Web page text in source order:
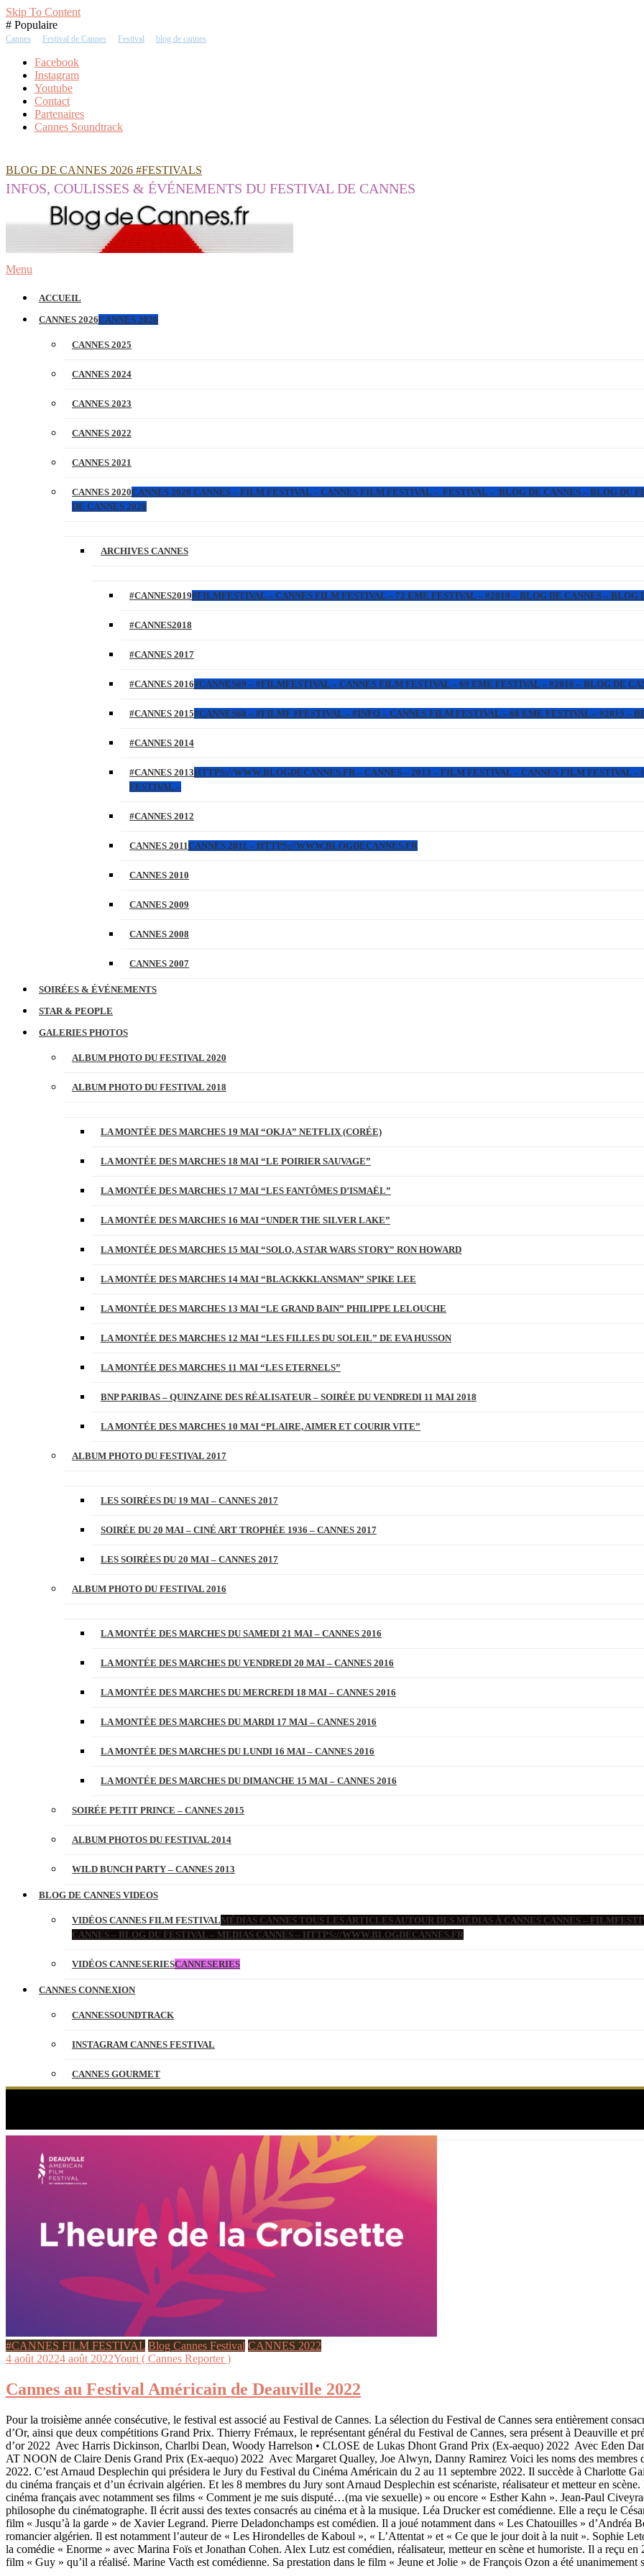
Skip To Content
# Populaire
Cannes Festival de Cannes Festival blog de cannes
Facebook
Instagram
Youtube
Contact
Partenaires
Cannes Soundtrack
BLOG DE CANNES 2026 #FESTIVALS
INFOS, COULISSES & ÉVÉNEMENTS DU FESTIVAL DE CANNES
Menu
ACCUEIL
CANNES 2026CANNES 2026
CANNES 2025
CANNES 2024
CANNES 2023
CANNES 2022
CANNES 2021
CANNES 2020CANNES 2020 CANNES – FILM FESTIVAL – CANNES FILM FESTIVAL – FESTIVAL – BLOG DE CANNES – BLOG DU
DE CANNES 2020
ARCHIVES CANNES
#CANNES2019#FILMFESTIVAL – CANNES FILM FESTIVAL – 72 EME FESTIVAL – #2019 – BLOG DE CANNES – BLOG
#CANNES2018
#CANNES 2017
#CANNES 2016#CANNES69 – #FILMFESTIVAL – CANNES FILM FESTIVAL – 69 EME FESTIVAL – #2016 – BLOG DE
#CANNES 2015#CANNES68 – #FILMF #FESTIVAL – #INFO – CANNES FILM FESTIVAL – 68 EME FESTIVAL – #2015 –
#CANNES 2014
#CANNES 2013HTTPS://WWW.BLOGDECANNES.FR – CANNES – 2013 – FILM FESTIVAL – CANNES FILM FESTIVAL
FESTIVAL –
#CANNES 2012
CANNES 2011CANNES 2011 – HTTPS://WWW.BLOGDECANNES.FR
CANNES 2010
CANNES 2009
CANNES 2008
CANNES 2007
SOIRÉES & ÉVÉNEMENTS
STAR & PEOPLE
GALERIES PHOTOS
ALBUM PHOTO DU FESTIVAL 2020
ALBUM PHOTO DU FESTIVAL 2018
LA MONTÉE DES MARCHES 19 MAI “OKJA” NETFLIX (CORÉE)
LA MONTÉE DES MARCHES 18 MAI “LE POIRIER SAUVAGE”
LA MONTÉE DES MARCHES 17 MAI “LES FANTÔMES D’ISMAËL”
LA MONTÉE DES MARCHES 16 MAI “UNDER THE SILVER LAKE”
LA MONTÉE DES MARCHES 15 MAI “SOLO, A STAR WARS STORY” RON HOWARD
LA MONTÉE DES MARCHES 14 MAI “BLACKKKLANSMAN” SPIKE LEE
LA MONTÉE DES MARCHES 13 MAI “LE GRAND BAIN” PHILIPPE LELOUCHE
LA MONTÉE DES MARCHES 12 MAI “LES FILLES DU SOLEIL” DE EVA HUSSON
LA MONTÉE DES MARCHES 11 MAI “LES ETERNELS”
BNP PARIBAS – QUINZAINE DES RÉALISATEUR – SOIRÉE DU VENDREDI 11 MAI 2018
LA MONTÉE DES MARCHES 10 MAI “PLAIRE, AIMER ET COURIR VITE”
ALBUM PHOTO DU FESTIVAL 2017
LES SOIRÉES DU 19 MAI – CANNES 2017
SOIRÉE DU 20 MAI – CINÉ ART TROPHÉE 1936 – CANNES 2017
LES SOIRÉES DU 20 MAI – CANNES 2017
ALBUM PHOTO DU FESTIVAL 2016
LA MONTÉE DES MARCHES DU SAMEDI 21 MAI – CANNES 2016
LA MONTÉE DES MARCHES DU VENDREDI 20 MAI – CANNES 2016
LA MONTÉE DES MARCHES DU MERCREDI 18 MAI – CANNES 2016
LA MONTÉE DES MARCHES DU MARDI 17 MAI – CANNES 2016
LA MONTÉE DES MARCHES DU LUNDI 16 MAI – CANNES 2016
LA MONTÉE DES MARCHES DU DIMANCHE 15 MAI – CANNES 2016
SOIRÉE PETIT PRINCE – CANNES 2015
ALBUM PHOTOS DU FESTIVAL 2014
WILD BUNCH PARTY – CANNES 2013
BLOG DE CANNES VIDEOS
VIDÉOS CANNES FILM FESTIVALMÉDIAS CANNES TOUS LES ARTICLES AUTOUR DES MÉDIAS À CANNES CANNES –
CANNES – BLOG DU FESTIVAL – MEDIAS CANNES – HTTPS://WWW.BLOGDECANNES.FR
VIDÉOS CANNESERIESCANNESERIES
CANNES CONNEXION
CANNESSOUNDTRACK
INSTAGRAM CANNES FESTIVAL
CANNES GOURMET
ENGLISH
#CANNES FILM FESTIVAL Blog Cannes Festival CANNES 2022
4 août 20224 août 2022Youri ( Cannes Reporter )
Cannes au Festival Américain de Deauville 2022
Pour la troisième année consécutive, le festival est associé au Festival de Cannes. La sélection du Festival de Cannes sera entièrement
d’Or, ainsi que deux compétitions Grand Prix. Thierry Frémaux, le représentant général du Festival de Cannes, sera présent à Deauville et
d’or 2022 Avec Har­ris Dickin­son, Charl­bi Dean, Woo­dy Harrelson • CLOSE de Lukas Dhont Grand Prix (Ex-aequo) 2022 Avec Eden
AT NOON de Claire Denis Grand Prix (Ex-aequo) 2022 Avec Mar­ga­ret Qual­ley, Joe Alwyn, Dan­ny Ramirez Voici les noms des membres
2022. C’est Arnaud Desplechin qui présidera le Jury du Festival du Cinéma Américain du 2 au 11 septembre 2022. Il succède à Charlotte
du cinéma français et d’un écrivain algérien. Et les 8 membres du Jury sont Arnaud Desplechin est scénariste, réalisateur et metteur en
cinéma français avec notamment ses films « Comment je me suis disputé…(ma vie sexuelle) » ou encore « Esther Kahn ». Jean-Paul
philosophe du cinématographe. Il écrit aussi des textes consacrés au cinéma et à la musique. Léa Drucker est comédienne. Elle a reçu le
film « Jusqu’à la garde » de Xavier Legrand. Pierre Deladonchamps est comédien. Il a joué notamment dans « Les Chatouilles »
romancier algérien. Il est notamment l’auteur de « Les Hirondelles de Kaboul », « L’Attentat » et « Ce que le jour doit à la nuit ». Sophie
la comédie « Enorme » avec Marina Foïs et Jonathan Cohen. Alex Lutz est comédien, réalisateur, metteur en scène et humoriste. Il a reçu
film « Guy » qu’il a réalisé. Marine Vacth est comédienne. Sa prestation dans le film « Jeune et Jolie » de François Ozon a été unanimement